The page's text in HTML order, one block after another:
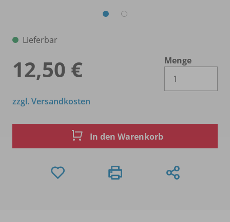
Lieferbar
12,50 €
Menge
zzgl. Versandkosten
In den Warenkorb